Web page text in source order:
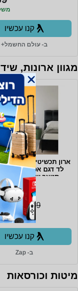
קנו עכשיו
ב- עולם החשמל+
מגוון ארונות,
ארון תכשיטים עם מראה
סטאר שופ STAR SHOP
29%
539 ₪
₪
₪59 למשלוח
קנו עכשיו
ב- Zap
מיטות וכורסאות